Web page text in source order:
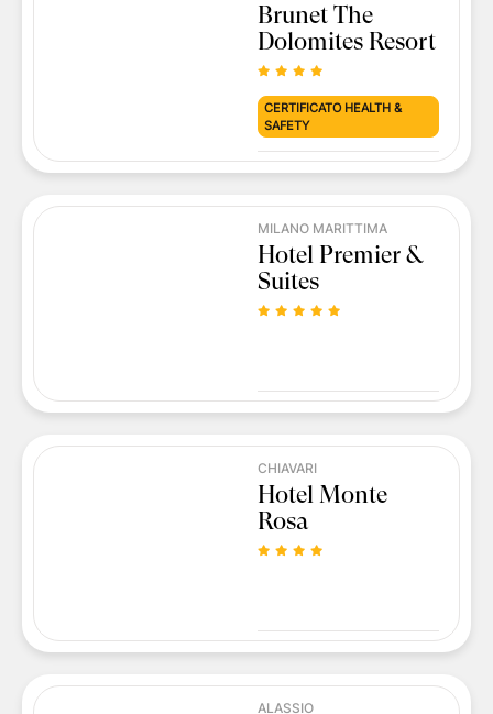
Brunet The
Dolomites Resort
CERTIFICATO HEALTH &
SAFETY
MILANO MARITTIMA
Hotel Premier &
Suites
CHIAVARI
Hotel Monte
Rosa
ALASSIO